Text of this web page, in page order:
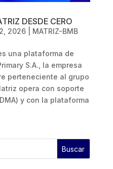
DESDE CERO
2026| MATRIZ-BMB
una plataforma de
S.A., la empresa
perteneciente al grupo
opera con soporte
y con la plataforma